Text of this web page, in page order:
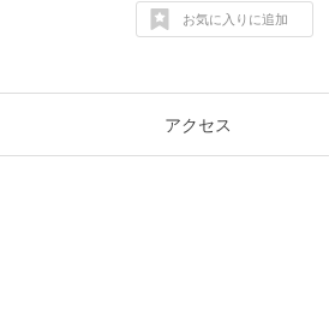
お気に入りに追加
アクセス